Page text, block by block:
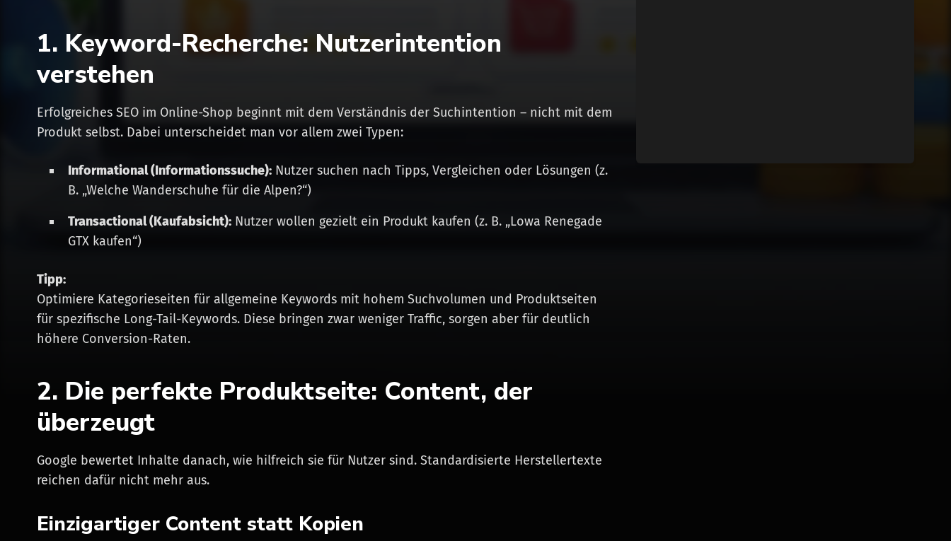
1. Keyword-Recherche: Nutzerintention
verstehen
Erfolgreiches SEO im Online-Shop beginnt mit dem Verständnis der Suchintention – nicht mit dem
Produkt selbst. Dabei unterscheidet man vor allem zwei Typen:
Informational (Informationssuche): Nutzer suchen nach Tipps, Vergleichen oder Lösungen (z.
B. „Welche Wanderschuhe für die Alpen?“)
Transactional (Kaufabsicht): Nutzer wollen gezielt ein Produkt kaufen (z. B. „Lowa Renegade
GTX kaufen“)
Tipp:
Optimiere Kategorieseiten für allgemeine Keywords mit hohem Suchvolumen und Produktseiten
für spezifische Long-Tail-Keywords. Diese bringen zwar weniger Traffic, sorgen aber für deutlich
höhere Conversion-Raten.
2. Die perfekte Produktseite: Content, der
überzeugt
Google bewertet Inhalte danach, wie hilfreich sie für Nutzer sind. Standardisierte Herstellertexte
reichen dafür nicht mehr aus.
Einzigartiger Content statt Kopien